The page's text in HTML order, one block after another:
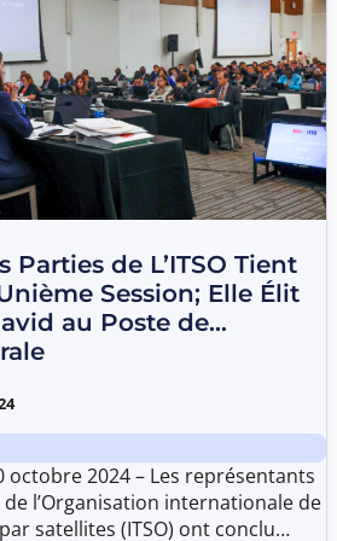
Parties de L’ITSO Tient
Session; Elle Élit
au Poste de
octobre 2024 – Les représentants
l’Organisation internationale de
satellites (ITSO) ont conclu